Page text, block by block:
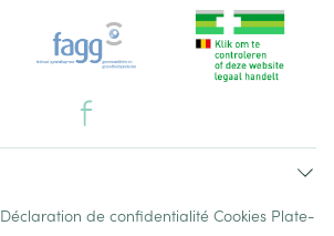
Déclaration de confidentialité Cookies Plate-